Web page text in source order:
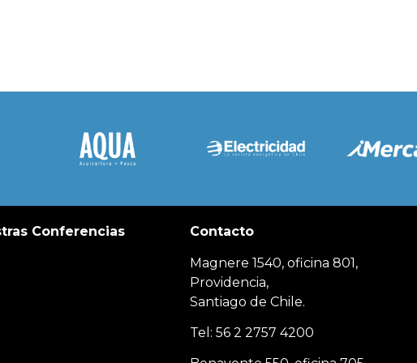
Conferencias Contacto
Magnere 1540, oficina 801,
Providencia,
Santiago de Chile.
Tel: 56 2 2757 4200